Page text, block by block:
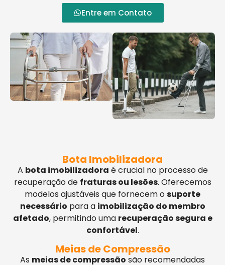
Entre em Contato
Bota Imobilizadora
A bota imobilizadora é crucial no processo de
recuperação de fraturas ou lesões. Oferecemos
modelos ajustáveis que fornecem osuporte
necessário para a imobilização do membro
afetado, permitindo uma recuperação segura e
confortável.
Meias de Compressão
As meias de compressão são recomendadas